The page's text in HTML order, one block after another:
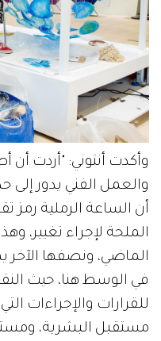
وأكدت أنتوني: "أردت أن
والعمل الفني يدور إلى
أن الساعة الرملية رمز
الملحة لإجراء تغيير،
الماضي، ونصفها الآخر
في الوسط هنا، حيث
للقرارات والإجراءات
مستقبل البشرية،